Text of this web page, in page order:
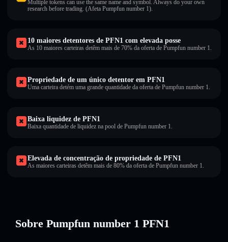
Multiple tokens can use the same name and symbol. Always do your own
research before trading. (Afeta Pumpfun number 1).
10 maiores detentores de PFN1 com elevada posse
As 10 maiores carteiras detêm mais de 70% da oferta de Pumpfun number 1.
Propriedade de um único detentor em PFN1
Uma carteira detém uma grande quantidade da oferta de Pumpfun number 1.
Baixa liquidez de PFN1
Baixa quantidade de liquidez na pool de Pumpfun number 1.
Elevada de concentração de propriedade de PFN1
As maiores carteiras detêm mais de 80% da oferta de Pumpfun number 1.
Sobre Pumpfun number 1 PFN1